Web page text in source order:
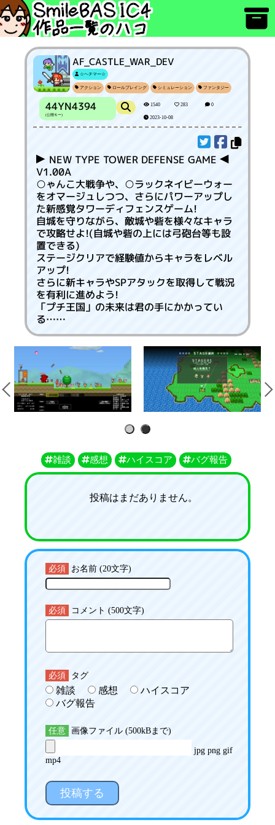
AF_CASTLE_WAR_DEV
☆ヘチマー☆
アクション ロールプレイング シミュレーション ファンタジー
44YN4394
(公開キー)
1540 283 0
2023-10-08
 NEW TYPE TOWER DEFENSE GAME 
V1.00A
○ゃんこ大戦争や、○ラックネイビーウォー
をオマージュしつつ、さらにパワーアップし
た新感覚タワーディフェンスゲーム!
自城を守りながら、敵城や砦を様々なキャラ
で攻略せよ!(自城や砦の上には弓砲台等も設
置できる)
ステージクリアで経験値からキャラをレベル
アップ!
さらに新キャラやSPアタックを取得して戦況
を有利に進めよう!
「プチ王国」の未来は君の手にかかってい
る……
1 2
雑談 感想 ハイスコア バグ報告
投稿はまだありません。
必須 お名前 (20文字)
必須 コメント (500文字)
必須 タグ
雑談 感想
ハイスコア
バグ報告
任意 画像ファイル (500kBまで)
jpg png gif
mp4
投稿する